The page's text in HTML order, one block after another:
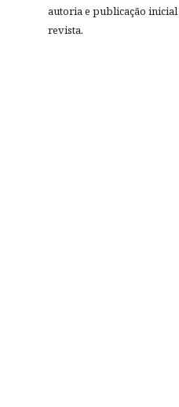
autoria e publicação inicial
revista.